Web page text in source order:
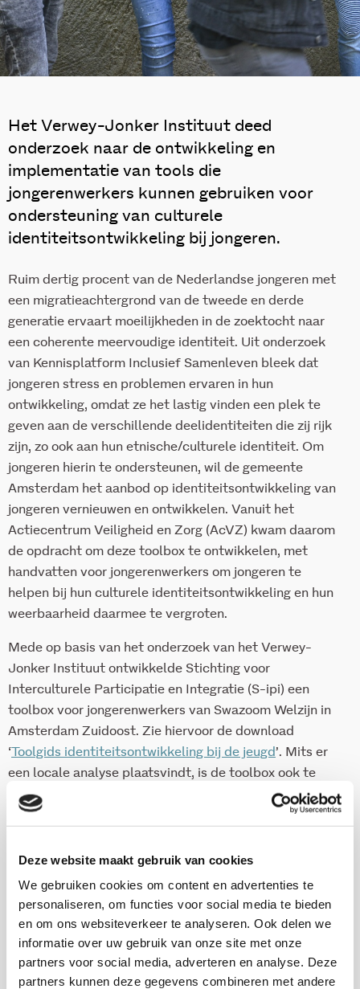
Deze website maakt gebruik van cookies
We gebruiken cookies om content en advertenties te
personaliseren, om functies voor social media te bieden
en om ons websiteverkeer te analyseren. Ook delen we
informatie over uw gebruik van onze site met onze
partners voor social media, adverteren en analyse. Deze
partners kunnen deze gegevens combineren met andere
Het Verwey-Jonker Instituut deed
onderzoek naar de ontwikkeling en
implementatie van tools die
jongerenwerkers kunnen gebruiken voor
ondersteuning van culturele
identiteitsontwikkeling bij jongeren.
Ruim dertig procent van de Nederlandse jongeren met
een migratieachtergrond van de tweede en derde
generatie ervaart moeilijkheden in de zoektocht naar
een coherente meervoudige identiteit. Uit onderzoek
van Kennisplatform Inclusief Samenleven bleek dat
jongeren stress en problemen ervaren in hun
ontwikkeling, omdat ze het lastig vinden een plek te
geven aan de verschillende deelidentiteiten die zij rijk
zijn, zo ook aan hun etnische/culturele identiteit. Om
jongeren hierin te ondersteunen, wil de gemeente
Amsterdam het aanbod op identiteitsontwikkeling van
jongeren vernieuwen en ontwikkelen. Vanuit het
Actiecentrum Veiligheid en Zorg (AcVZ) kwam daarom
de opdracht om deze toolbox te ontwikkelen, met
handvatten voor jongerenwerkers om jongeren te
helpen bij hun culturele identiteitsontwikkeling en hun
weerbaarheid daarmee te vergroten.
Mede op basis van het onderzoek van het Verwey-
Jonker Instituut ontwikkelde Stichting voor
Interculturele Participatie en Integratie (S-ipi) een
toolbox voor jongerenwerkers van Swazoom Welzijn in
Amsterdam Zuidoost. Zie hiervoor de download
‘Toolgids identiteitsontwikkeling bij de jeugd’. Mits er
een locale analyse plaatsvindt, is de toolbox ook te
gebruiken door andere professionals die werken met
jongeren, in het specifiek jongeren met een
Download toolgids